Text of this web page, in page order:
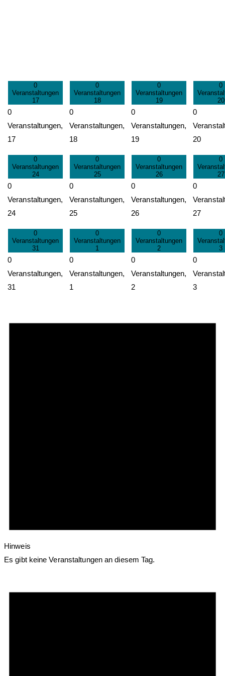
0
Veranstaltungen
17
0
Veranstaltungen,
17
0
Veranstaltungen
18
0
Veranstaltungen,
18
0
Veranstaltungen
19
0
Veranstaltungen,
19
0
20
0
20
0
Veranstaltungen
24
0
Veranstaltungen,
24
0
Veranstaltungen
25
0
Veranstaltungen,
25
0
Veranstaltungen
26
0
Veranstaltungen,
26
0
27
0
27
0
Veranstaltungen
31
0
Veranstaltungen,
31
0
Veranstaltungen
1
0
Veranstaltungen,
1
0
Veranstaltungen
2
0
Veranstaltungen,
2
0
3
0
3
Hinweis
Es gibt keine Veranstaltungen an diesem Tag.